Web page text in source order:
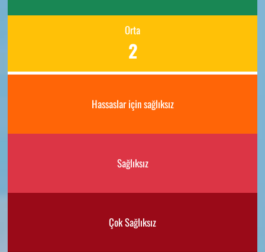
Orta
2
Hassaslar için sağlıksız
Sağlıksız
Çok Sağlıksız